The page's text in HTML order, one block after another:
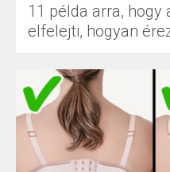
11 példa arra, hogy
elfelejti, hogyan